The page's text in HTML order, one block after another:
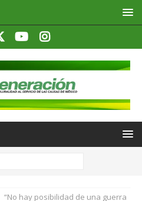
“No hay posibilidad de una guerra